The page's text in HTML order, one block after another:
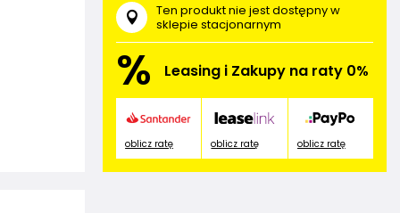
Ten produkt nie jest dostępny w
sklepie stacjonarnym
% Leasing i Zakupy na raty 0%
oblicz ratę oblicz ratę oblicz ratę